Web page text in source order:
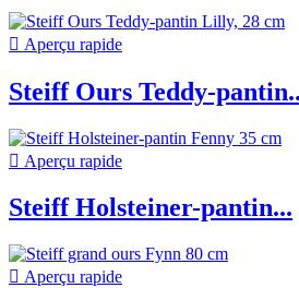
 Aperçu rapide
Steiff Ours Teddy-
 Aperçu rapide
Steiff Holsteiner-pantin...
 Aperçu rapide